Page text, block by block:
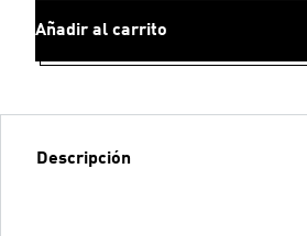
Añadir al carrito
Descripción